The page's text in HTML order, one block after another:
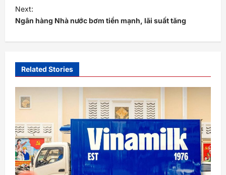
t
n
a
g
i
o
n
Next:
Ngân hàng Nhà nước bơm tiền mạnh, lãi suất tăng
Related Stories